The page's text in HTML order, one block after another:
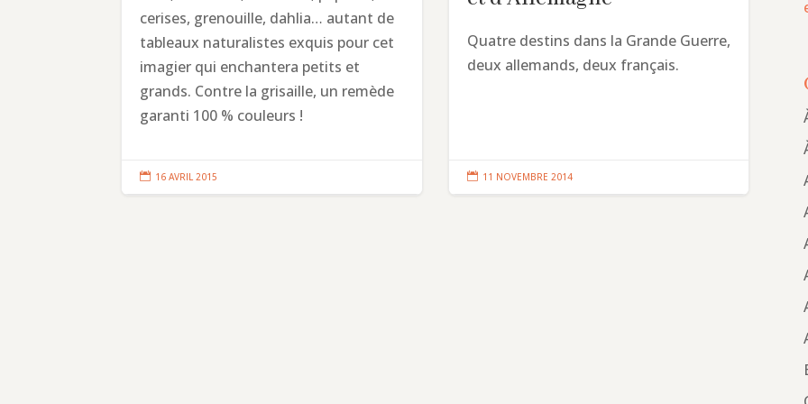
cerises, grenouille, dahlia… autant de
tableaux naturalistes exquis pour cet
imagier qui enchantera petits et
grands. Contre la grisaille, un remède
garanti 100 % couleurs !
 16 AVRIL 2015
Quatre destins dans la Grande Guerre,
deux allemands, deux français.
 11 NOVEMBRE 2014